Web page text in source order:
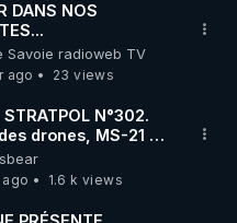
DANS NOS
Savoie radioweb TV
ago
23 views
N°302.
drones, MS-21 en
coréens.
1.6 k views